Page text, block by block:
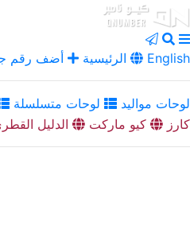
الرئيسية أضف رقم English
لوحات مواليد لوحات متسلسلة
كارز
كيو ماركت الدليل